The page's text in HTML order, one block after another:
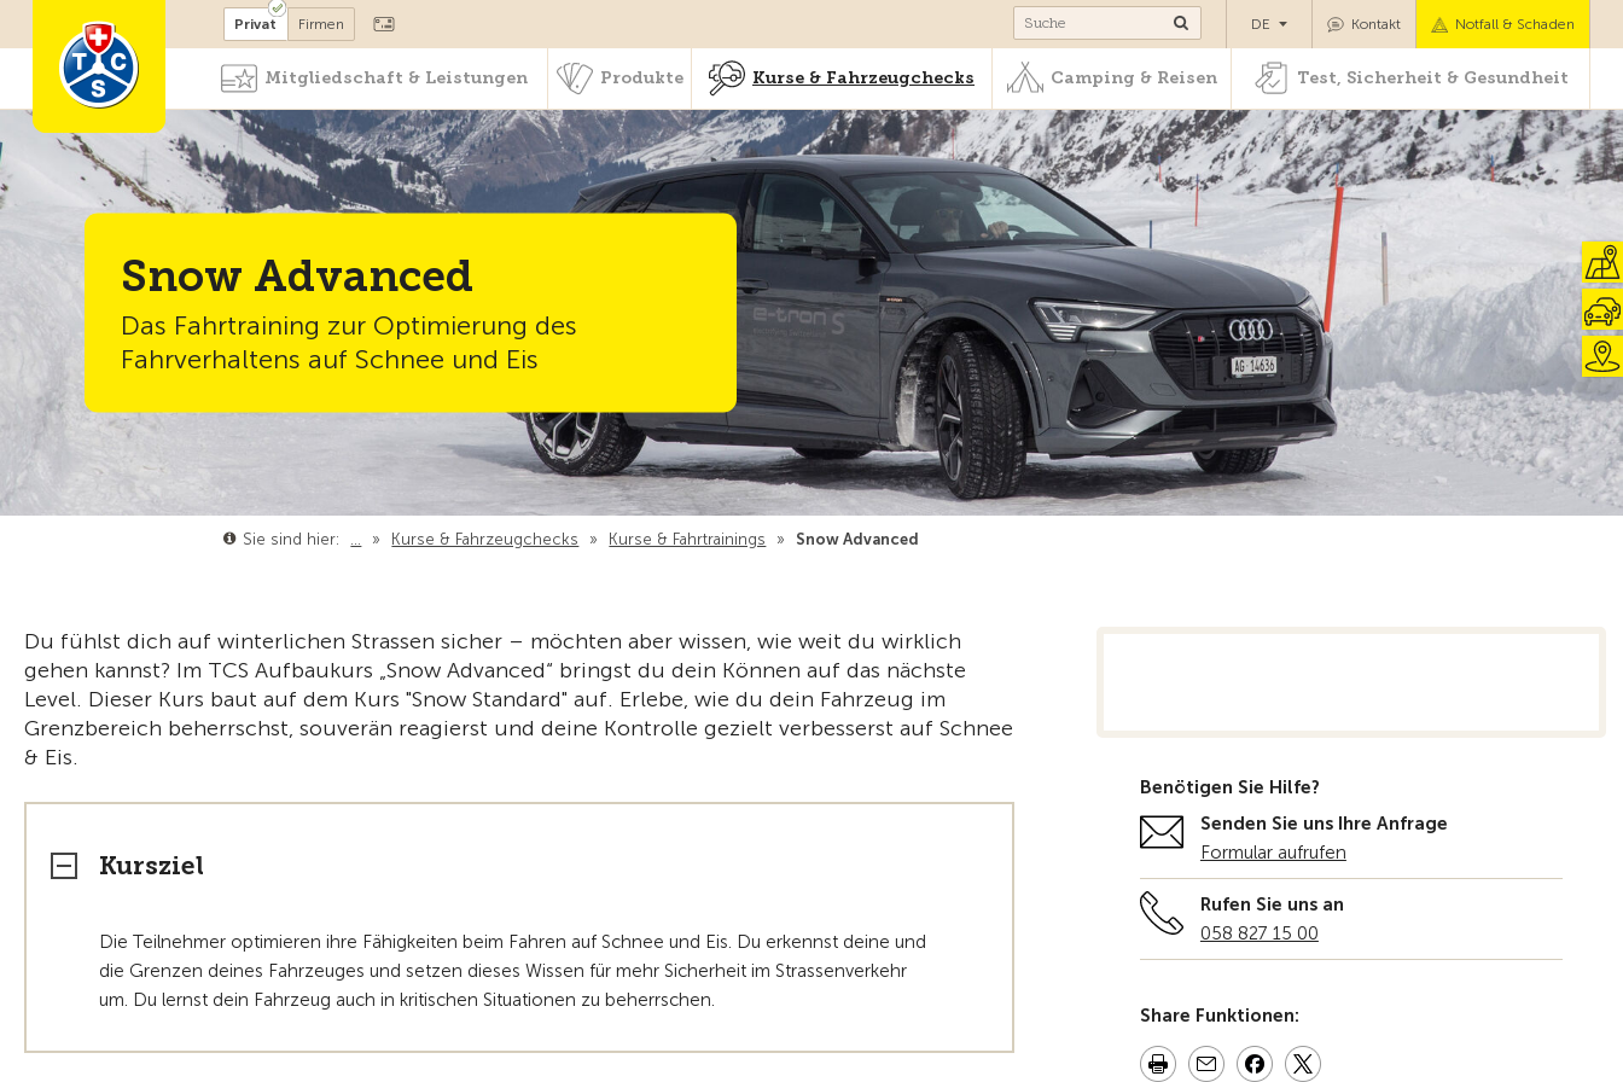
Mitglied werden Kurse & Fahrzeugchecks Camping & Reisen Test, Sicherheit & Gesundheit
Privat Firmen Kontakt Notfall & Schaden
DE
Mitgliedschaft & Leistungen Produkte Kurse & Fahrzeugchecks Camping & Reisen Test, Sicherheit & Gesundheit
Snow Advanced
Das Fahrtraining zur Optimierung des
Fahrverhaltens auf Schnee und Eis
Sie sind hier: … » Kurse & Fahrzeugchecks » Kurse & Fahrtrainings » Snow Advanced
Du fühlst dich auf winterlichen Strassen sicher – möchten aber wissen, wie weit du wirklich
gehen kannst? Im TCS Aufbaukurs „Snow Advanced“ bringst du dein Können auf das nächste
Level. Dieser Kurs baut auf dem Kurs "Snow Standard" auf. Erlebe, wie du dein Fahrzeug im
Grenzbereich beherrschst, souverän reagierst und deine Kontrolle gezielt verbesserst auf Schnee
& Eis.
Kursziel
Die Teilnehmer optimieren ihre Fähigkeiten beim Fahren auf Schnee und Eis. Du erkennst deine und
die Grenzen deines Fahrzeuges und setzen dieses Wissen für mehr Sicherheit im Strassenverkehr
um. Du lernst dein Fahrzeug auch in kritischen Situationen zu beherrschen.
Benötigen Sie Hilfe?
Senden Sie uns Ihre Anfrage
Formular aufrufen
Rufen Sie uns an
058 827 15 00
Share Funktionen: